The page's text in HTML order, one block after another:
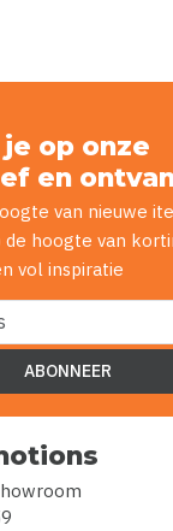
op onze
en
van nieuwe
hoogte van
vol inspiratie
ABONNEER